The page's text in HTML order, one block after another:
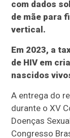
com dados
de mãe para
vertical.
Em 2023, a
de HIV em
nascidos
A entrega do
durante o XV
Doenças
Congresso